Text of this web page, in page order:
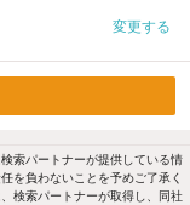
変更する
索パートナーが提供している情
を負わないことを予めご了承く
検索パートナーが取得し、同社